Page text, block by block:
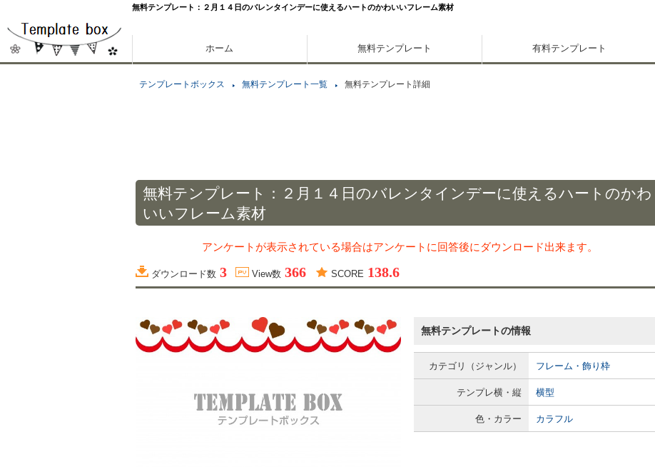
無料テンプレート：２月１４日のバレンタインデーに使えるハートのかわいいフレーム素材
ホーム 無料テンプレート 有料テンプレート
テンプレートボックス 無料テンプレート一覧 無料テンプレート詳細
無料テンプレート：２月１４日のバレンタインデーに使えるハートのかわ
いいフレーム素材
アンケートが表示されている場合はアンケートに回答後にダウンロード出来ます。
ダウンロード数 3 View数 366 SCORE 138.6
無料テンプレートの情報
カテゴリ（ジャンル） フレーム・飾り枠
テンプレ横・縦 横型
色・カラー カラフル